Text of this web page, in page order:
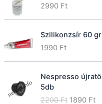
2990 Ft
Szilikonzsír 60 gr
1990 Ft
Nespresso
5db
2290Ft O
1890 FtC